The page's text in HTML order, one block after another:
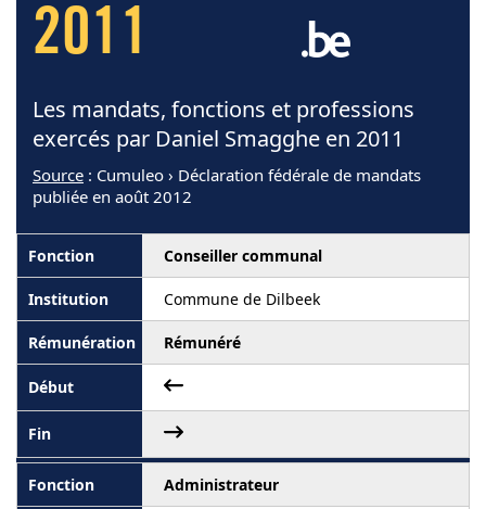
2011
Les mandats, fonctions et professions
exercés par Daniel Smagghe en 2011
Source : Cumuleo › Déclaration fédérale de mandats
publiée en août 2012
Conseiller communal
Commune de Dilbeek
Rémunéré
Administrateur